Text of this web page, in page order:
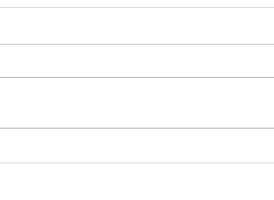
exceptionnel aux